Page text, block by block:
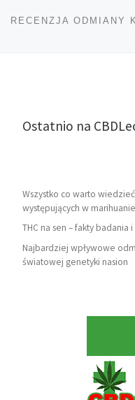
Ostatnio na
Wszystko co warto
występujących w marihuanie
THC na sen – fakty
Najbardziej wpływowe
światowej genetyki nasion